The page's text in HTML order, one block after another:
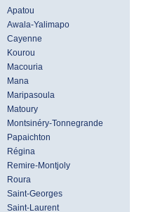
Apatou
Awala-Yalimapo
Cayenne
Kourou
Macouria
Mana
Maripasoula
Matoury
Montsinéry-Tonnegrande
Papaichton
Régina
Remire-Montjoly
Roura
Saint-Georges
Saint-Laurent